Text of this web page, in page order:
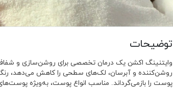
توضیحات
وایتنینگ اکشن یک درمان تخصصی برای روشن‌سازی و
روشن‌کننده و آبرسان، لک‌های سطحی را کاهش می‌دهد،
پوست را بازمی‌گرداند. مناسب انواع پوست، به‌ویژه